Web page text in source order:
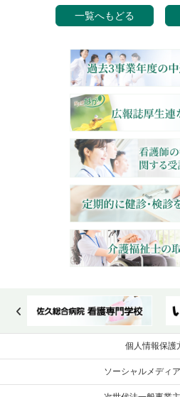
一覧へもどる
個人情報保護
ソーシャルメディ